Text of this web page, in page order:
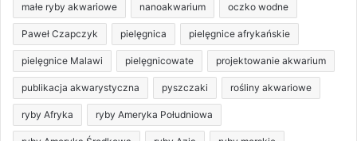
małe ryby akwariowe nanoakwarium oczko wodne
Paweł Czapczyk pielęgnica pielęgnice afrykańskie
pielęgnice Malawi pielęgnicowate projektowanie akwarium
publikacja akwarystyczna pyszczaki rośliny akwariowe
ryby Afryka ryby Ameryka Południowa